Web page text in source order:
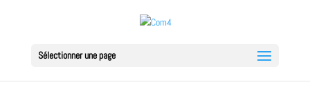
Sélectionner une page